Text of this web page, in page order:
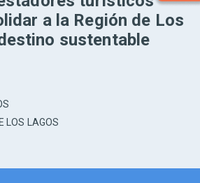
a la Región de Los
sustentable
LOS LAGOS